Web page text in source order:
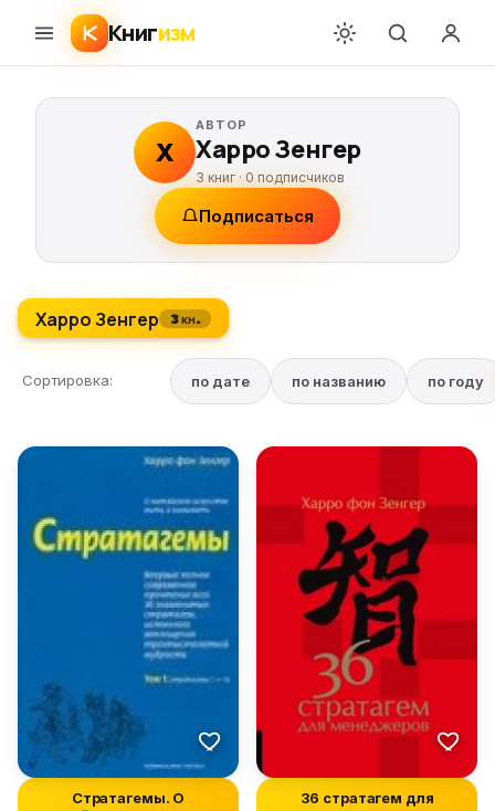
Книгизм
Х
АВТОР
Харро Зенгер
3 книг ·0 подписчиков
Подписаться
Харро Зенгер 3 кн.
Сортировка: по дате по названию по году
Стратагемы. О
36 стратагем для